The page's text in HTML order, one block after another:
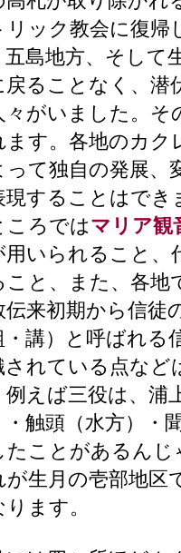
リック教会に復帰
五島地方、そして
戻ることなく、潜
々がいました。そ
ます。各地のカク
って独自の発展、
現することはでき
ころではマリア観
用いられること、
こと、また、各地
伝来初期から信
・講）と呼ばれ
されている点など
例えば三役は、浦
・触頭（水方）・
たことがあるん
が生月の壱部地区
ります。